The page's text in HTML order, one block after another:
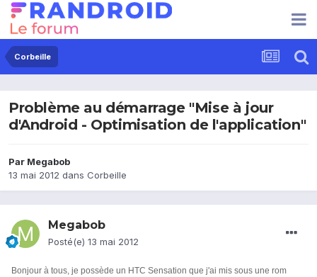
Corbeille
Problème au démarrage "Mise à jour
d'Android - Optimisation de l'application"
Par Megabob
13 mai 2012 dans Corbeille
Megabob
Posté(e) 13 mai 2012
Bonjour à tous, je possède un HTC Sensation que j'ai mis sous une rom